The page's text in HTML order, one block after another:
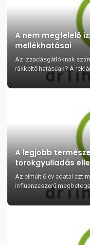
A nem megfelelő
mellékhatásai
Az izzadásgátlóknak
rákkeltő hatásúak? A
A legjobb
torokgyulladás
Az elmúlt 6 év adatai azt
influenzaszerű